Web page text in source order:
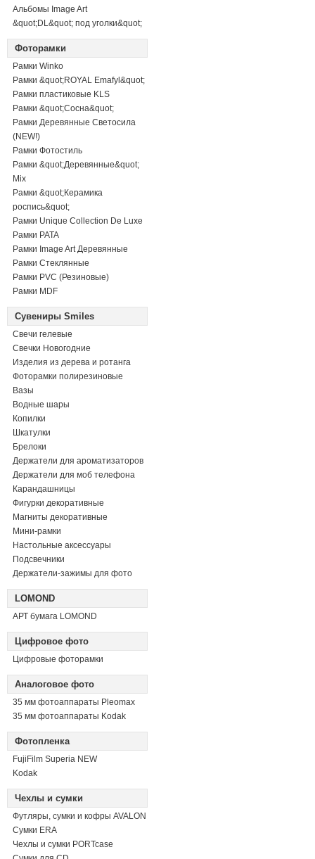
Альбомы Image Art
&quot;DL&quot; под уголки&quot;
Фоторамки
Рамки Winko
Рамки &quot;ROYAL Emafyl&quot;
Рамки пластиковые KLS
Рамки &quot;Сосна&quot;
Рамки Деревянные Светосила
(NEW!)
Рамки Фотостиль
Рамки &quot;Деревянные&quot;
Mix
Рамки &quot;Керамика
роспись&quot;
Рамки Unique Collection De Luxe
Рамки PATA
Рамки Image Art Деревянные
Рамки Стеклянные
Рамки PVC (Резиновые)
Рамки MDF
Сувениры Smiles
Свечи гелевые
Свечки Новогодние
Изделия из дерева и ротанга
Фоторамки полирезиновые
Вазы
Водные шары
Копилки
Шкатулки
Брелоки
Держатели для ароматизаторов
Держатели для моб телефона
Карандашницы
Фигурки декоративные
Магниты декоративные
Мини-рамки
Настольные аксессуары
Подсвечники
Держатели-зажимы для фото
LOMOND
АРТ бумага LOMOND
Цифровое фото
Цифровые фоторамки
Аналоговое фото
35 мм фотоаппараты Pleomax
35 мм фотоаппараты Kodak
Фотопленка
FujiFilm Superia NEW
Kodak
Чехлы и сумки
Футляры, сумки и кофры AVALON
Сумки ERA
Чехлы и сумки PORTcase